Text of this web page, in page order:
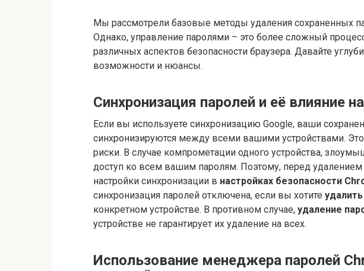
Мы рассмотрели базовые методы удаления сохраненных
Однако, управление паролями – это более сложный
различных аспектов безопасности браузера. Давайте
возможности и нюансы.
Синхронизация паролей и её влияние
Если вы используете синхронизацию Google, ваши
синхронизируются между всеми вашими устройствами.
риски. В случае компрометации одного устройства,
доступ ко всем вашим паролям. Поэтому, перед удалением
настройки синхронизации в настройках безопасности
синхронизация паролей отключена, если вы хотите
конкретном устройстве. В противном случае, удаление
устройстве не гарантирует их удаление на всех.
Использование менеджера паролей